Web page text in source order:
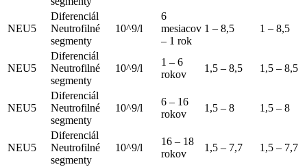
NEU5
Diferenciál
Neutrofilné
segmenty
10^9/l
6
mesiacov
– 1 rok
1 – 8,5 1 – 8,5
NEU5
Diferenciál
Neutrofilné
segmenty
10^9/l
1 – 6
rokov
1,5 – 8,5 1,5 – 8,5
NEU5
Diferenciál
Neutrofilné
segmenty
10^9/l
6 – 16
rokov
1,5 – 8 1,5 – 8
NEU5
Diferenciál
Neutrofilné
segmenty
10^9/l
16 – 18
rokov
1,5 – 7,7 1,5 – 7,7